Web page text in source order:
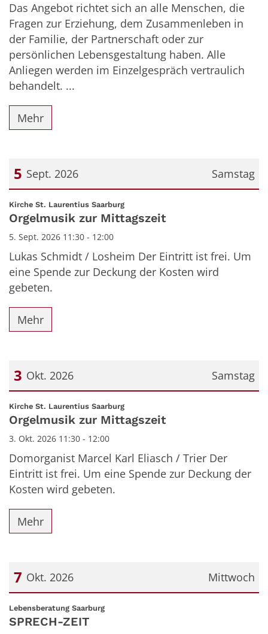
Das Angebot richtet sich an alle Menschen, die
Fragen zur Erziehung, dem Zusammenleben in
der Familie, der Partnerschaft oder zur
persönlichen Lebensgestaltung haben. Alle
Anliegen werden im Einzelgespräch vertraulich
behandelt. ...
Mehr
Samstag
5 Sept. 2026
Datum: 5. September 2026
Kirche St. Laurentius Saarburg:
Orgelmusik zur Mittagszeit
5. Sept. 2026 11:30 - 12:00
Lukas Schmidt / Losheim Der Eintritt ist frei. Um
eine Spende zur Deckung der Kosten wird
gebeten.
Mehr
Samstag
3 Okt. 2026
Datum: 3. Oktober 2026
Kirche St. Laurentius Saarburg:
Orgelmusik zur Mittagszeit
3. Okt. 2026 11:30 - 12:00
Domorganist Marcel Karl Eliasch / Trier Der
Eintritt ist frei. Um eine Spende zur Deckung der
Kosten wird gebeten.
Mehr
Mittwoch
7 Okt. 2026
Datum: 7. Oktober 2026
Lebensberatung Saarburg:
SPRECH-ZEIT